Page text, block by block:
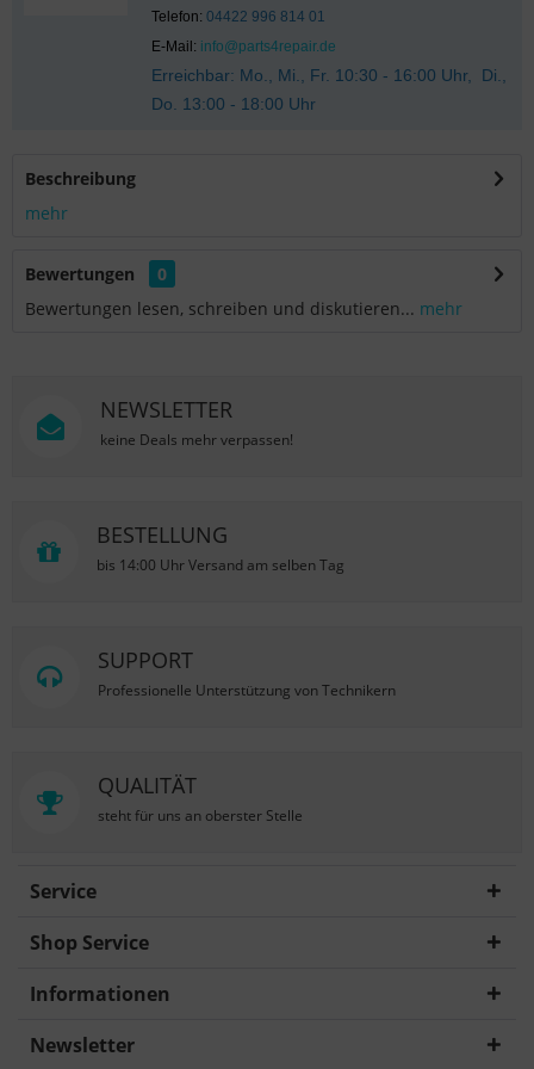
Telefon: 04422 996 814 01
E-Mail: info@parts4repair.de
Erreichbar: Mo., Mi., Fr. 10:30 - 16:00 Uhr, Di.,
Do. 13:00 - 18:00 Uhr
Beschreibung
mehr
Bewertungen
0
Bewertungen lesen, schreiben und diskutieren... mehr
NEWSLETTER
keine Deals mehr verpassen!
BESTELLUNG
bis 14:00 Uhr Versand am selben Tag
SUPPORT
Professionelle Unterstützung von Technikern
QUALITÄT
steht für uns an oberster Stelle
Service
Shop Service
Informationen
Newsletter